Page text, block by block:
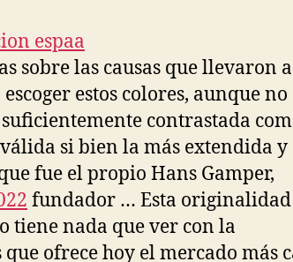
sobre las causas que llevaron
estos colores, aunque no
contrastada
si bien la más extendida y
fue el propio Hans Gamper,
fundador … Esta originalidad
tiene nada que ver con la
ofrece hoy el mercado más